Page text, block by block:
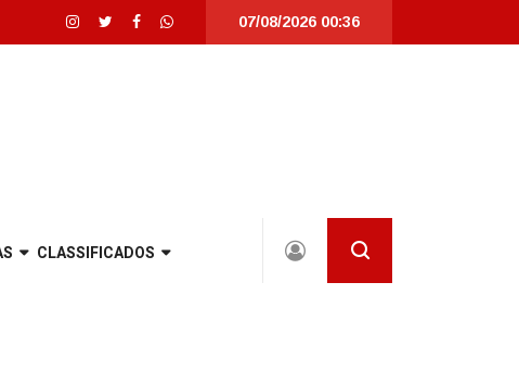
totalmente revitalizada em Joinville |Joinville recebe seletivas da
07/08/2026 00:36
CLASSIFICADOS